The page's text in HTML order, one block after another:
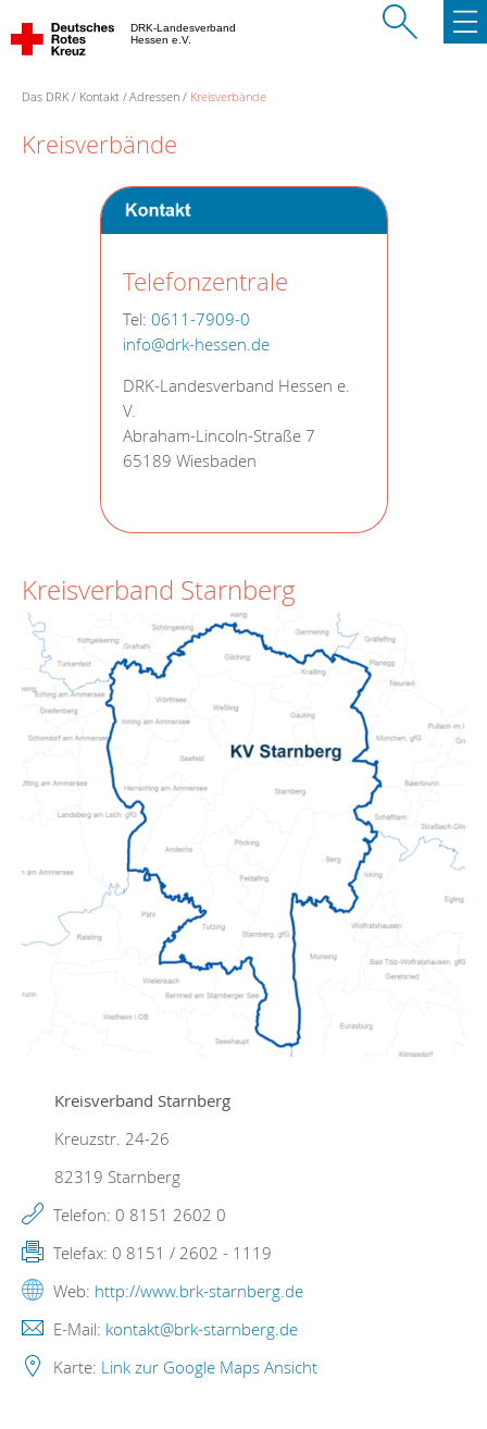
DRK-Landesverband
Hessen e.V.
Das DRK Kontakt Adressen Kreisverbände
Kreisverbände
Telefonzentrale
Tel: 0611-7909-0
info@drk-hessen.de
DRK-Landesverband Hessen e.
V.
Abraham-Lincoln-Straße 7
65189 Wiesbaden
Kreisverband Starnberg
Kreisverband Starnberg
Kreuzstr. 24-26
82319 Starnberg
Telefon: 0 8151 2602 0
Telefax: 0 8151 / 2602 - 1119
Web: http://www.brk-starnberg.de
E-Mail: kontakt@brk-starnberg.de
Karte: Link zur Google Maps Ansicht